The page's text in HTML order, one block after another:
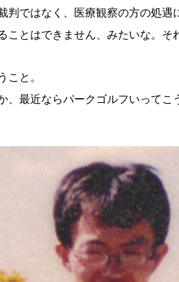
シー
判ではなく、医療観察の方の処
ことはできません、みたいな。そ
こと。
、最近ならパークゴルフいって